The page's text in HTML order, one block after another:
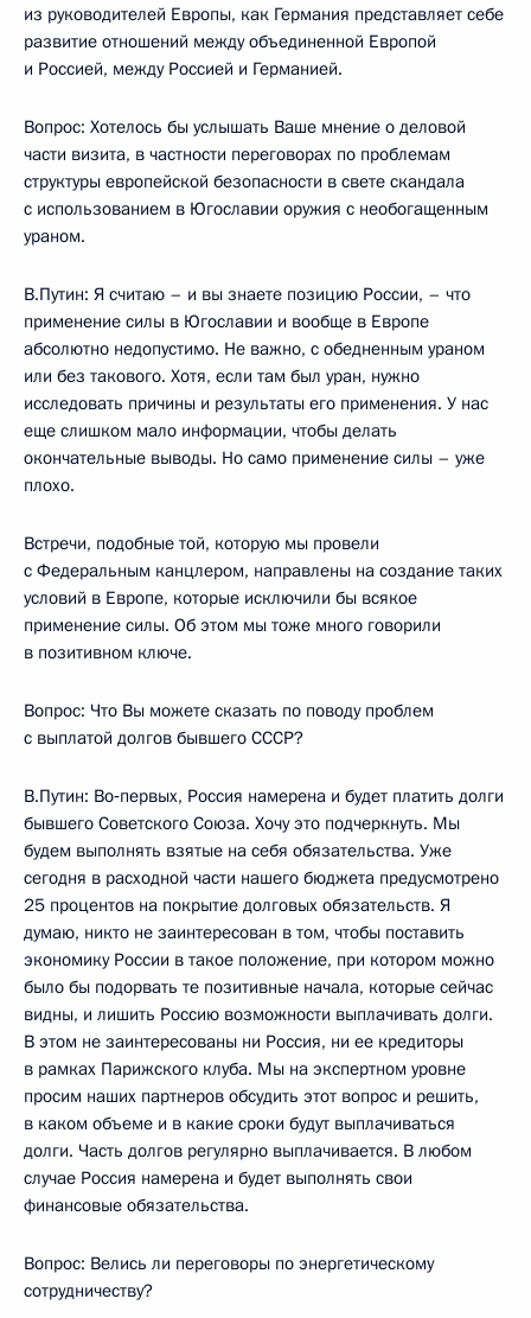
из руководителей Европы, как Германия представляет себе
развитие отношений между объединенной Европой
и Россией, между Россией и Германией.
Вопрос: Хотелось бы услышать Ваше мнение о деловой
части визита, в частности переговорах по проблемам
структуры европейской безопасности в свете скандала
с использованием в Югославии оружия с необогащенным
ураном.
В.Путин: Я считаю – и вы знаете позицию России, – что
применение силы в Югославии и вообще в Европе
абсолютно недопустимо. Не важно, с обедненным ураном
или без такового. Хотя, если там был уран, нужно
исследовать причины и результаты его применения. У нас
еще слишком мало информации, чтобы делать
окончательные выводы. Но само применение силы – уже
плохо.
Встречи, подобные той, которую мы провели
с Федеральным канцлером, направлены на создание таких
условий в Европе, которые исключили бы всякое
применение силы. Об этом мы тоже много говорили
в позитивном ключе.
Вопрос: Что Вы можете сказать по поводу проблем
с выплатой долгов бывшего СССР?
В.Путин: Во‑первых, Россия намерена и будет платить долги
бывшего Советского Союза. Хочу это подчеркнуть. Мы
будем выполнять взятые на себя обязательства. Уже
сегодня в расходной части нашего бюджета предусмотрено
25 процентов на покрытие долговых обязательств. Я
думаю, никто не заинтересован в том, чтобы поставить
экономику России в такое положение, при котором можно
было бы подорвать те позитивные начала, которые сейчас
видны, и лишить Россию возможности выплачивать долги.
В этом не заинтересованы ни Россия, ни ее кредиторы
в рамках Парижского клуба. Мы на экспертном уровне
просим наших партнеров обсудить этот вопрос и решить,
в каком объеме и в какие сроки будут выплачиваться
долги. Часть долгов регулярно выплачивается. В любом
случае Россия намерена и будет выполнять свои
финансовые обязательства.
Вопрос: Велись ли переговоры по энергетическому
сотрудничеству?